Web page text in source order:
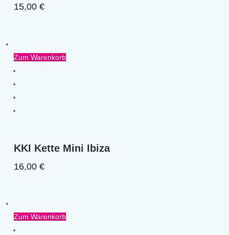
15,00€
Zum Warenkorb
KKI Kette Mini Ibiza
16,00€
Zum Warenkorb